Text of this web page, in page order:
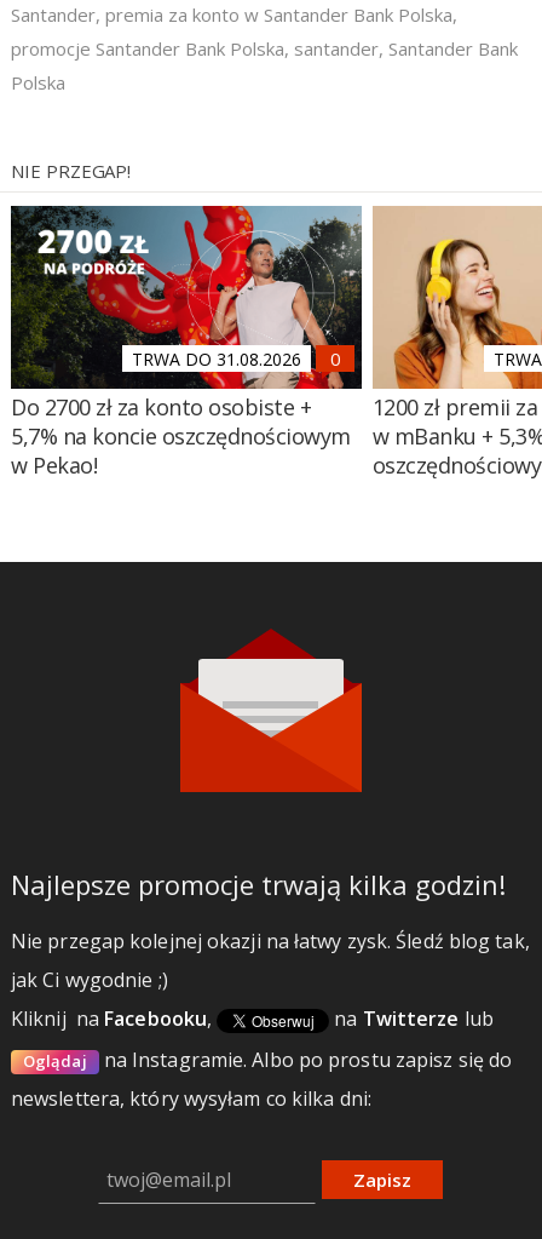
Santander, premia za konto w Santander Bank Polska,
promocje Santander Bank Polska, santander, Santander Bank
Polska
NIE PRZEGAP!
TRWA DO 31.08.2026
Do 2700 zł za konto osobiste +
5,7% na koncie oszczędnościowym
w Pekao!
1200 zł premii
w mBanku +
Najlepsze promocje trwają kilka godzin!
Nie przegap kolejnej okazji na łatwy zysk. Śledź blog tak,
jak Ci wygodnie ;)
Kliknij na Facebooku, na Twitterze lub
Oglądaj na Instagramie.Albo po prostu zapisz się do
newslettera, który wysyłam co kilka dni:
Zapisz